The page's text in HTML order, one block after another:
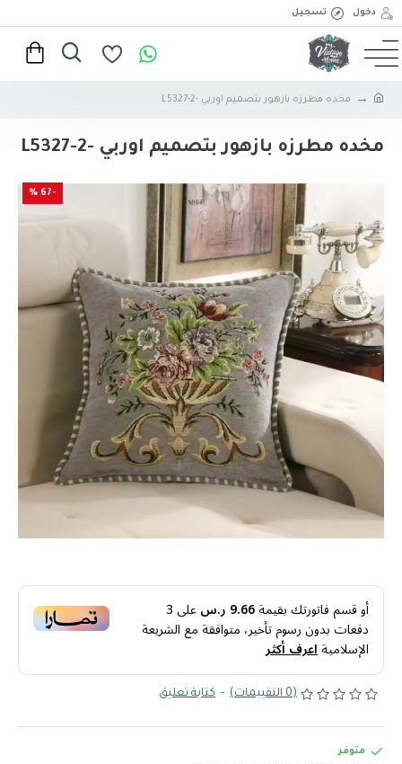
دخول تسجيل
مخده مطرزه بازهور بتصميم اوربي -2-L5327
مخده مطرزه بازهور بتصميم اوربي -2-L5327
-67 %
أو قسم فاتورتك بقيمة9.66 ر.س على3
دفعات بدون رسوم تأخير، متوافقة مع الشريعة
الإسلاميةاعرف أكثر
(0 التقييمات) - كتابة تعليق
متوفر